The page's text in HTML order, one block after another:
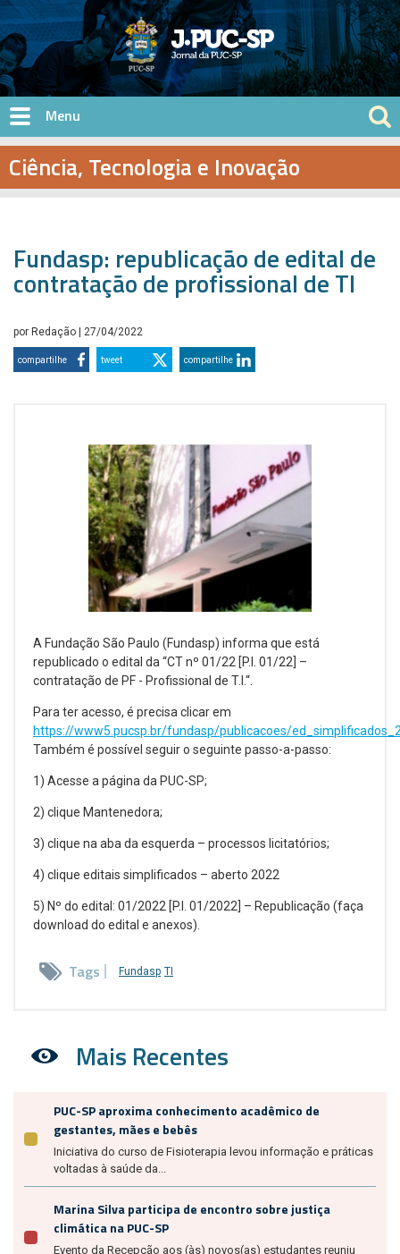
Pular para o conteúdo principal
Ciência, Tecnologia e Inovação
Fundasp: republicação de edital de
contratação de profissional de TI
por Redação | 27/04/2022
compartilhe tweet compartilhe
A Fundação São Paulo (Fundasp) informa que está
republicado o edital da “CT nº 01/22 [P.I. 01/22] –
contratação de PF - Profissional de T.I.“.
Para ter acesso, é precisa clicar em
https://www5.pucsp.br/fundasp/publicacoes/
Também é possível seguir o seguinte passo-a-passo:
1) Acesse a página da PUC-SP;
2) clique Mantenedora;
3) clique na aba da esquerda – processos licitatórios;
4) clique editais simplificados – aberto 2022
5) Nº do edital: 01/2022 [P.I. 01/2022] – Republicação (faça
download do edital e anexos).
Tags Fundasp TI
Mais Recentes
PUC-SP aproxima conhecimento acadêmico de
gestantes, mães e bebês
Iniciativa do curso de Fisioterapia levou informação e práticas
voltadas à saúde da...
Marina Silva participa de encontro sobre justiça
climática na PUC-SP
Evento da Recepção aos (às) novos(as) estudantes reuniu